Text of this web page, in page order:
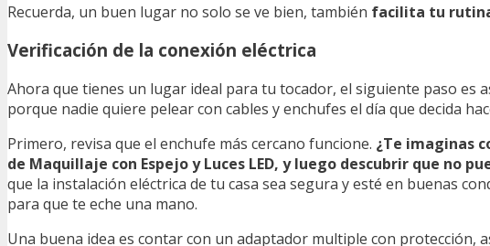
Recuerda, un buen lugar no solo se ve bien, también facilita tu
Verificación de la conexión eléctrica
Ahora que tienes un lugar ideal para tu tocador, el siguiente paso es
porque nadie quiere pelear con cables y enchufes el día que decida
Primero, revisa que el enchufe más cercano funcione. ¿Te imaginas
de Maquillaje con Espejo y Luces LED, y luego descubrir que no
que la instalación eléctrica de tu casa sea segura y esté en buenas
para que te eche una mano.
Una buena idea es contar con un adaptador multiple con protección,